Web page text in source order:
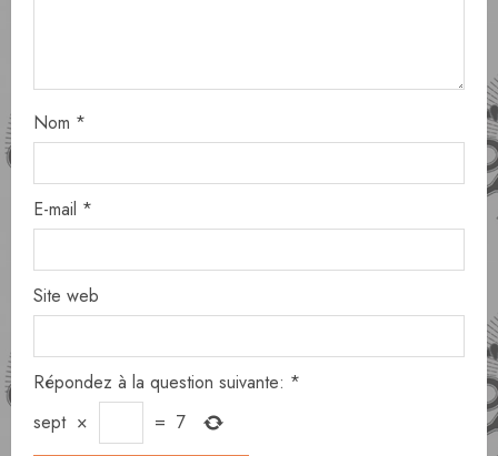
Nom *
E-mail *
Site web
Répondez à la question suivante: *
sept × = 7